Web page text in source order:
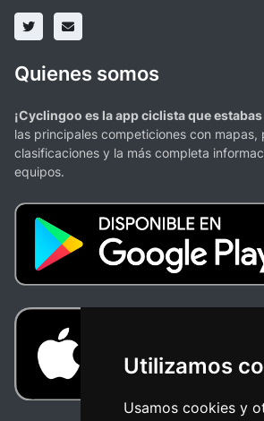
Utilizamos
Usamos cookies y
Quienes somos
¡Cyclingoo es la app ciclista que
las principales competiciones con mapas,
clasificaciones y la más completa
equipos.